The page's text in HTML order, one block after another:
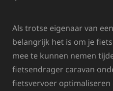
Als trotse eigenaar van
belangrijk het is om je
mee te kunnen nemen
fietsendrager caravan
fietsvervoer optimaliseren